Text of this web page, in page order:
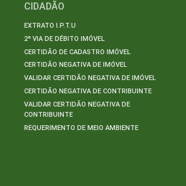
CIDADÃO
EXTRATO I.P.T.U
2ª VIA DE DÉBITO IMÓVEL
CERTIDÃO DE CADASTRO IMÓVEL
CERTIDÃO NEGATIVA DE IMÓVEL
VALIDAR CERTIDÃO NEGATIVA DE IMÓVEL
CERTIDÃO NEGATIVA DE CONTRIBUINTE
VALIDAR CERTIDÃO NEGATIVA DE
CONTRIBUINTE
REQUERIMENTO DE MEIO AMBIENTE